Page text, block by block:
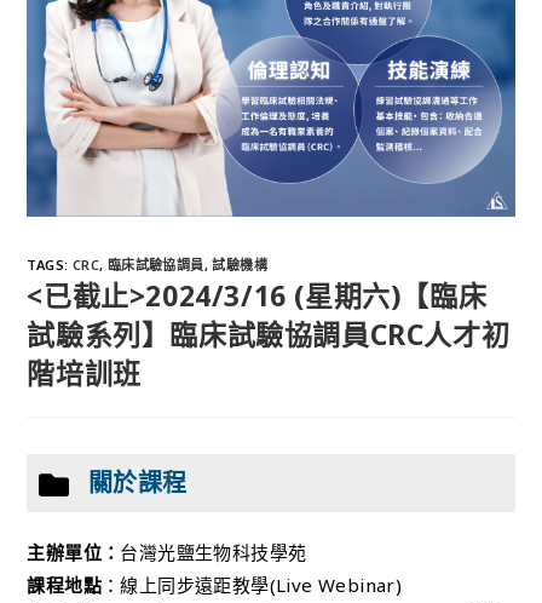
TAGS: CRC, 臨床試驗協調員, 試驗機構
<已截止>2024/3/16 (星期六)【臨床
試驗系列】臨床試驗協調員CRC人才初
階培訓班
關於課程
主辦單位： 台灣光鹽生物科技學苑
課程地點 ：線上同步遠距教學(Live Webinar)